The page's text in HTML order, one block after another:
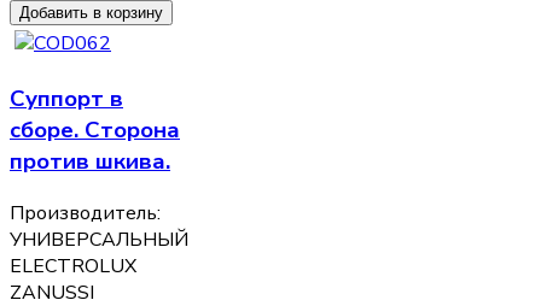
Суппорт в
сборе. Сторона
против шкива.
Производитель:
УНИВЕРСАЛЬНЫЙ
ELECTROLUX
ZANUSSI